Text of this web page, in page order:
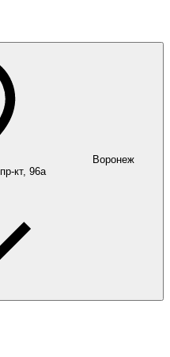
Воронеж
кт, 96а